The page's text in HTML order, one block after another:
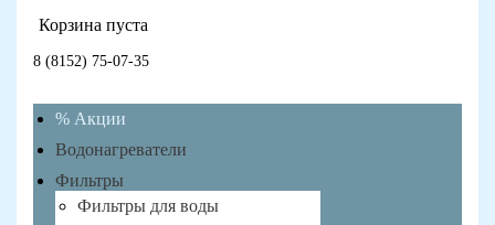
Корзина пуста
8 (8152) 75-07-35
% Акции
Водонагреватели
Фильтры
Фильтры для воды